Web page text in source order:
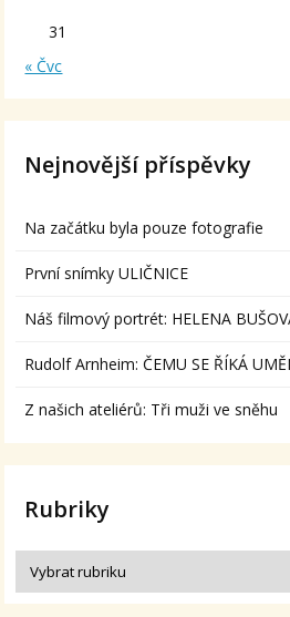
31
« Čvc
Nejnovější příspěvky
Na začátku byla pouze fotografie
První snímky ULIČNICE
Náš filmový portrét: HELENA
Rudolf Arnheim: ČEMU SE ŘÍKÁ
Z našich ateliérů: Tři muži ve sněhu
Rubriky